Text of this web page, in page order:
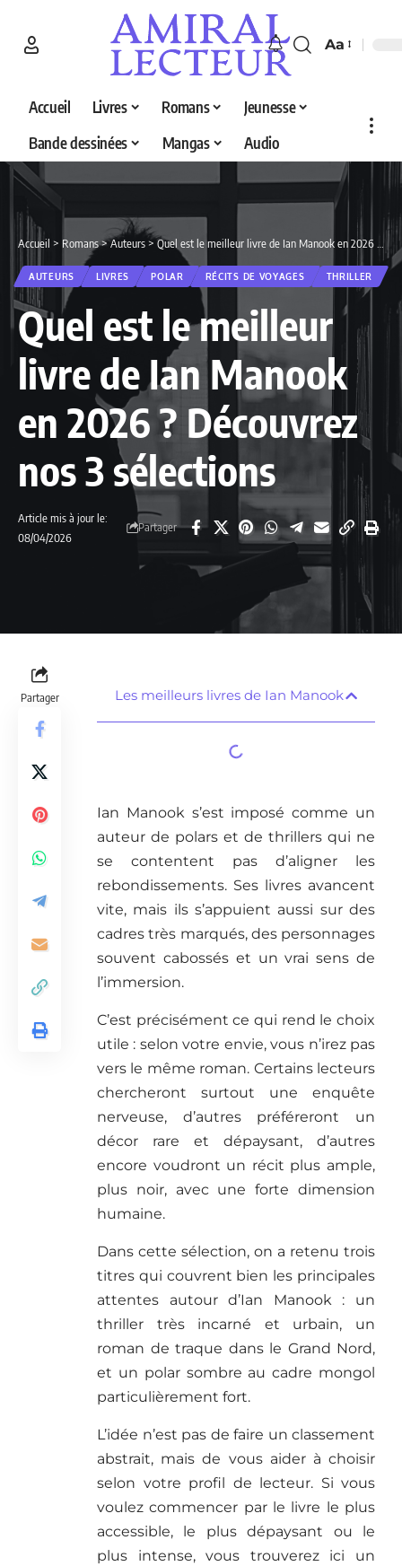
Aa
Accueil Livres Romans
Jeunesse
Bande dessinées
Mangas Audio
Accueil > Romans>Auteurs>Quel est le meilleur livre de Ian Manook en 2026 ? Découvrez nos 3 sélections
AUTEURS LIVRES POLAR RÉCITS DE VOYAGES THRILLER
Quel est le meilleur
livre de Ian Manook
en 2026 ? Découvrez
nos 3 sélections
Article mis à jour le:
08/04/2026
Partager
Partager Les meilleurs livres de Ian Manook
Ian Manook s’est imposé comme un
auteur de polars et de thrillers qui ne
se contentent pas d’aligner les
rebondissements. Ses livres avancent
vite, mais ils s’appuient aussi sur des
cadres très marqués, des personnages
souvent cabossés et un vrai sens de
l’immersion.
C’est précisément ce qui rend le choix
utile : selon votre envie, vous n’irez pas
vers le même roman. Certains lecteurs
chercheront surtout une enquête
nerveuse, d’autres préféreront un
décor rare et dépaysant, d’autres
encore voudront un récit plus ample,
plus noir, avec une forte dimension
humaine.
Dans cette sélection, on a retenu trois
titres qui couvrent bien les principales
attentes autour d’Ian Manook : un
thriller très incarné et urbain, un
roman de traque dans le Grand Nord,
et un polar sombre au cadre mongol
particulièrement fort.
L’idée n’est pas de faire un classement
abstrait, mais de vous aider à choisir
selon votre profil de lecteur. Si vous
voulez commencer par le livre le plus
accessible, le plus dépaysant ou le
plus intense, vous trouverez ici un